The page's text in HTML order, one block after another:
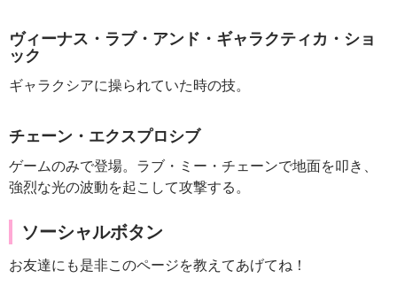
ヴィーナス・ラブ・アンド・ギャラクティカ・ショ
ック
ギャラクシアに操られていた時の技。
チェーン・エクスプロシブ
ゲームのみで登場。ラブ・ミー・チェーンで地面を叩き、
強烈な光の波動を起こして攻撃する。
ソーシャルボタン
お友達にも是非このページを教えてあげてね！